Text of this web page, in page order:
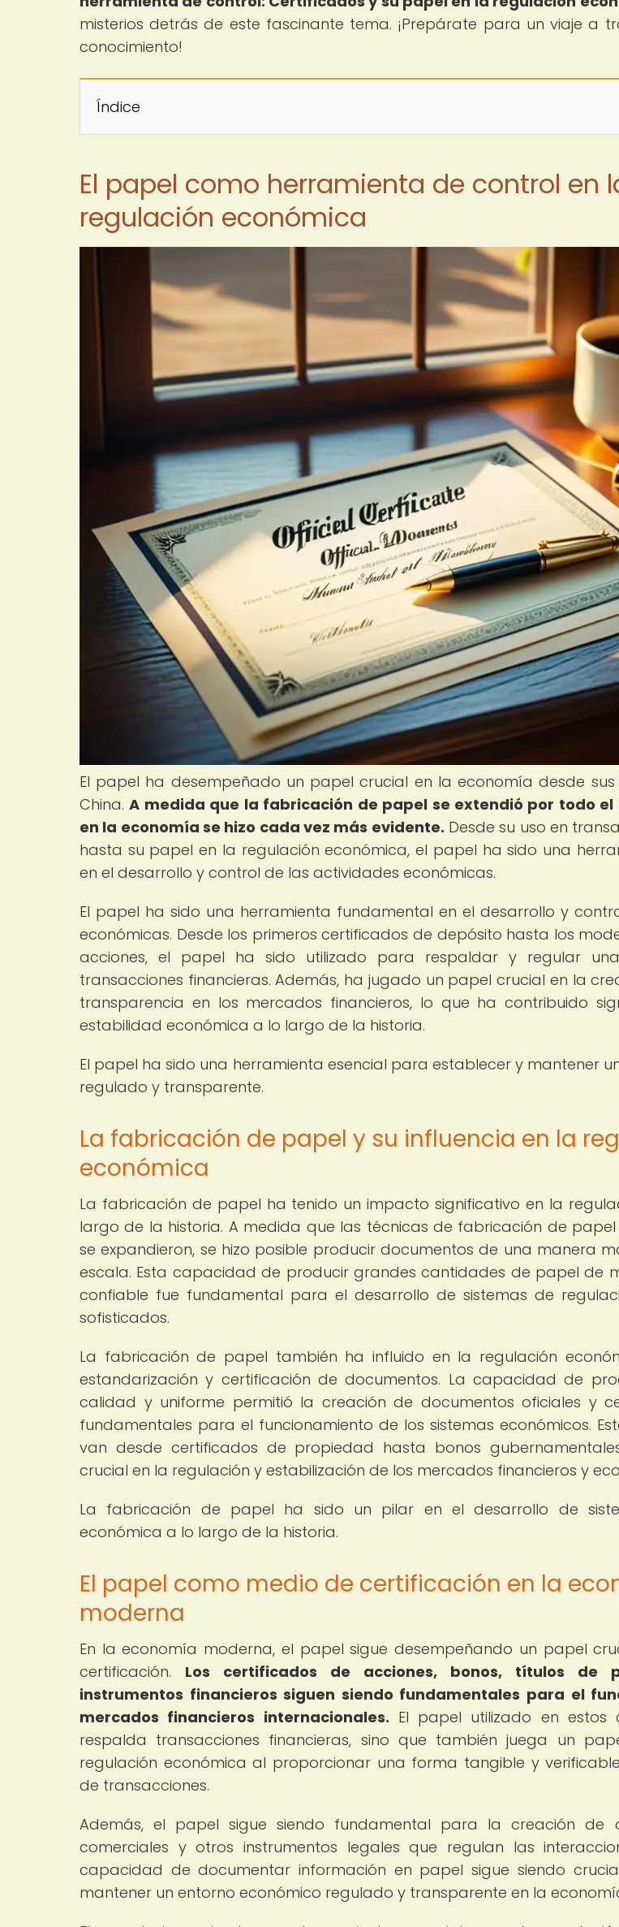
misterios detrás de este fascinante tema. ¡Prepárate para un viaje a
conocimiento!
Índice
El papel como herramienta de control en
regulación económica
El papel ha desempeñado un papel crucial en la economía desde
China.A medida que la fabricación de papel se extendió por todo
en la economía se hizo cada vez más evidente. Desde su uso en
hasta su papel en la regulación económica, el papel ha sido una
en el desarrollo y control de las actividades económicas.
El papel ha sido una herramienta fundamental en el desarrollo y
económicas. Desde los primeros certificados de depósito hasta los
acciones, el papel ha sido utilizado para respaldar y regular
transacciones financieras. Además, ha jugado un papel crucial en la
transparencia en los mercados financieros, lo que ha contribuido
estabilidad económica a lo largo de la historia.
El papel ha sido una herramienta esencial para establecer y mantener
regulado y transparente.
La fabricación de papel y su influencia en la
económica
La fabricación de papel ha tenido un impacto significativo en la
largo de la historia. A medida que las técnicas de fabricación de
se expandieron, se hizo posible producir documentos de una manera
escala. Esta capacidad de producir grandes cantidades de papel de
confiable fue fundamental para el desarrollo de sistemas de
sofisticados.
La fabricación de papel también ha influido en la regulación
estandarización y certificación de documentos. La capacidad de
calidad y uniforme permitió la creación de documentos oficiales y
fundamentales para el funcionamiento de los sistemas económicos.
van desde certificados de propiedad hasta bonos
crucial en la regulación y estabilización de los mercados financieros y
La fabricación de papel ha sido un pilar en el desarrollo de
económica a lo largo de la historia.
El papel como medio de certificación en la
moderna
En la economía moderna, el papel sigue desempeñando un papel
certificación. Los certificados de acciones, bonos, títulos de
instrumentos financieros siguen siendo fundamentales para el
mercados financieros internacionales. El papel utilizado en estos
respalda transacciones financieras, sino que también juega un
regulación económica al proporcionar una forma tangible y
de transacciones.
Además, el papel sigue siendo fundamental para la creación de
comerciales y otros instrumentos legales que regulan las
capacidad de documentar información en papel sigue siendo
mantener un entorno económico regulado y transparente en la